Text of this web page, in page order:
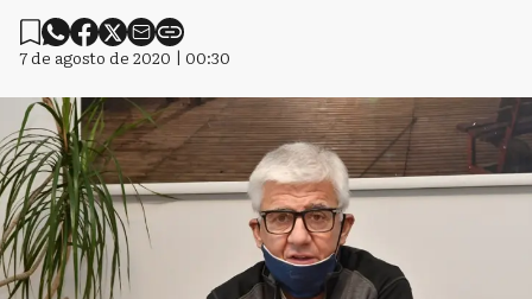
7 de agosto de 2020 | 00:30